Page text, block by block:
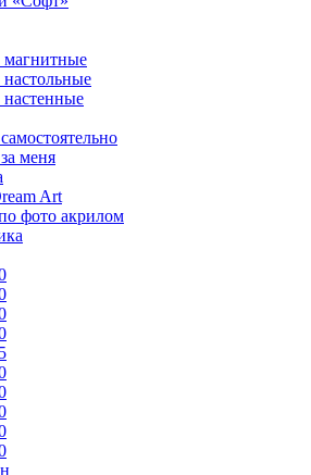
магнитные
меня
Art
фото акрилом